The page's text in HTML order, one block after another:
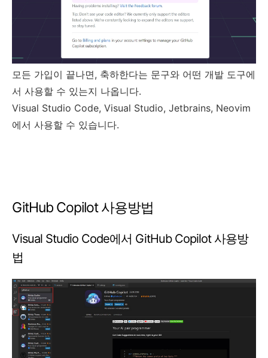
모든 가입이 끝나면, 축하한다는 문구와 어떤 개발 도구에
서 사용할 수 있는지 나옵니다.
Visual Studio Code, Visual Studio, Jetbrains, Neovim
에서 사용할 수 있습니다.
GitHub Copilot 사용방법
Visual Studio Code에서 GitHub Copilot 사용방
법